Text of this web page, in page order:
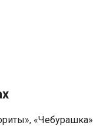
«Чебурашка»